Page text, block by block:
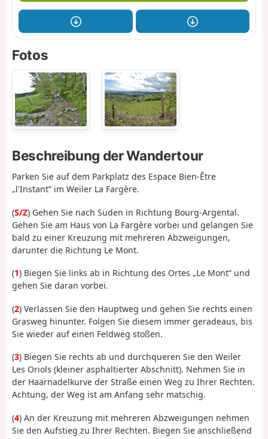
Fotos
Beschreibung der Wandertour
Parken Sie auf dem Parkplatz des Espace Bien-Être
„l'Instant“ im Weiler La Fargère.
(S/Z) Gehen Sie nach Süden in Richtung Bourg-Argental.
Gehen Sie am Haus von La Fargère vorbei und gelangen Sie
bald zu einer Kreuzung mit mehreren Abzweigungen,
darunter die Richtung Le Mont.
(1) Biegen Sie links ab in Richtung des Ortes „Le Mont“ und
gehen Sie daran vorbei.
(2) Verlassen Sie den Hauptweg und gehen Sie rechts einen
Grasweg hinunter. Folgen Sie diesem immer geradeaus, bis
Sie wieder auf einen Feldweg stoßen.
(3) Biegen Sie rechts ab und durchqueren Sie den Weiler
Les Oriols (kleiner asphaltierter Abschnitt). Nehmen Sie in
der Haarnadelkurve der Straße einen Weg zu Ihrer Rechten.
Achtung, der Weg ist am Anfang sehr matschig.
(4) An der Kreuzung mit mehreren Abzweigungen nehmen
Sie den Aufstieg zu Ihrer Rechten. Biegen Sie anschließend